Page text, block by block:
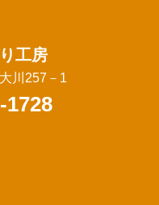
工房
川257－1
1728